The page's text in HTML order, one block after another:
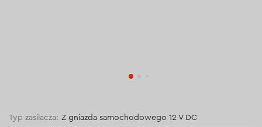
Typ zasilacza: Z gniazda samochodowego 12 V DC